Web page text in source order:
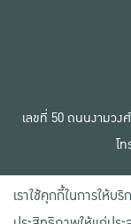
เลขที่ 50 ถนนงามวง
โ
เราใช้คุกกี้ในการให้บ